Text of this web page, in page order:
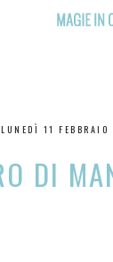
LUNEDÌ 11
DI